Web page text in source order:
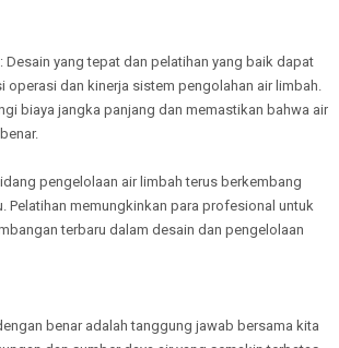
Desain yang tepat dan pelatihan yang baik dapat
operasi dan kinerja sistem pengolahan air limbah.
biaya jangka panjang dan memastikan bahwa air
pengelolaan air limbah terus berkembang
Pelatihan memungkinkan para profesional untuk
terbaru dalam desain dan pengelolaan
benar adalah tanggung jawab bersama kita